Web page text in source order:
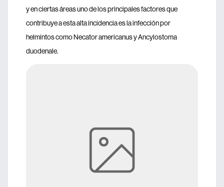
y en ciertas áreas uno de los principales factores que
contribuye a esta alta incidencia es la infección por
helmintos como Necator americanus y Ancylostoma
duodenale.